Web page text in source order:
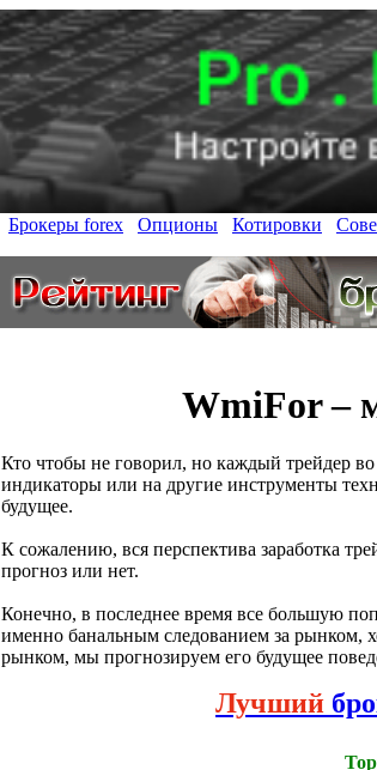
Брокеры forex Опционы Котировки
WmiFor –
Кто чтобы не говорил, но каждый трейдер
индикаторы или на другие инструменты
будущее.
К сожалению, вся перспектива заработка
прогноз или нет.
Конечно, в последнее время все большую
именно банальным следованием за рынком,
рынком, мы прогнозируем его будущее
Лучший